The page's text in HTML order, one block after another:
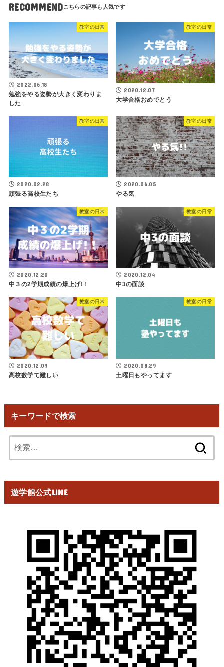
RECOMMEND
教室の日常
2022.06.18
勉強をやる姿勢が大きく変わりま
した
教室の日常
2020.12.07
大学合格おめでとう
教室の日常
2020.02.28
頑張る高校生たち
教室の日常
2020.06.05
やる気
教室の日常
2020.12.20
中３の2学期成績の爆上げ!！
教室の日常
2020.12.04
中3の面談
教室の日常
2020.12.09
高校数学て難しい
教室の日常
2020.08.29
土曜日もやってます
キーワードで検索
索:
遊学館公式LINE